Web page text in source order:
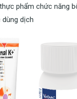
phẩm chức năng
dùng dịch